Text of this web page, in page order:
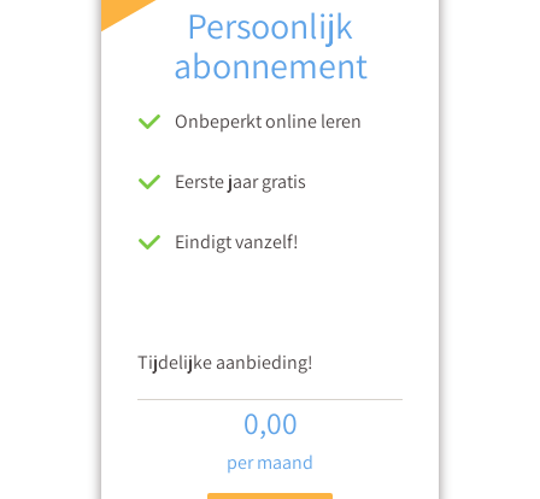
Persoonlijk
abonnement
Onbeperkt online leren
Eerste jaar gratis
Eindigt vanzelf!
Tijdelijke aanbieding!
0,00
per maand